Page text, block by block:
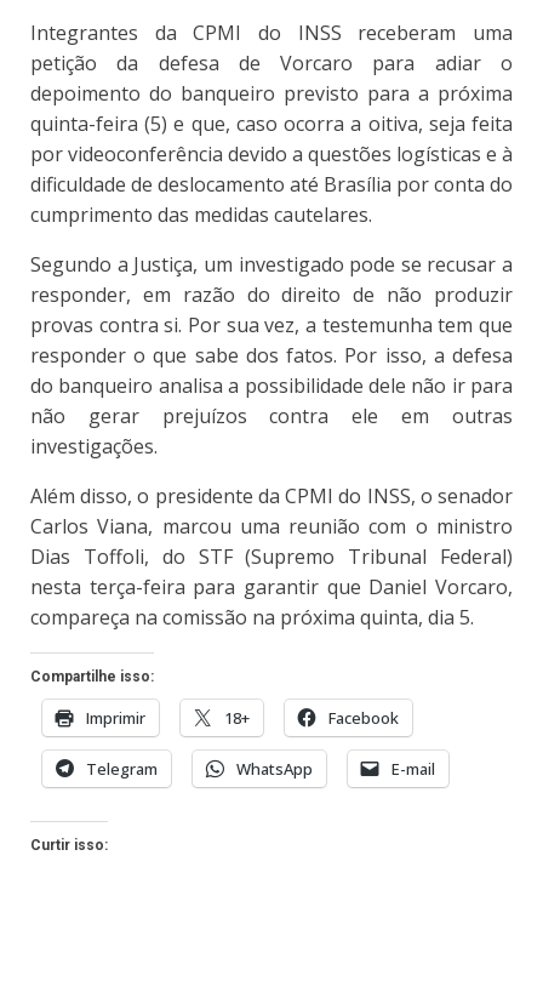
Integrantes da CPMI do INSS receberam uma
petição da defesa de Vorcaro para adiar o
depoimento do banqueiro previsto para a próxima
quinta-feira (5) e que, caso ocorra a oitiva, seja feita
por videoconferência devido a questões logísticas e à
dificuldade de deslocamento até Brasília por conta do
cumprimento das medidas cautelares.
Segundo a Justiça, um investigado pode se recusar a
responder, em razão do direito de não produzir
provas contra si. Por sua vez, a testemunha tem que
responder o que sabe dos fatos. Por isso, a defesa
do banqueiro analisa a possibilidade dele não ir para
não gerar prejuízos contra ele em outras
investigações.
Além disso, o presidente da CPMI do INSS, o senador
Carlos Viana, marcou uma reunião com o ministro
Dias Toffoli, do STF (Supremo Tribunal Federal)
nesta terça-feira para garantir que Daniel Vorcaro,
compareça na comissão na próxima quinta, dia 5.
Compartilhe isso:
Imprimir 18+ Facebook
Telegram WhatsApp E-mail
Curtir isso: